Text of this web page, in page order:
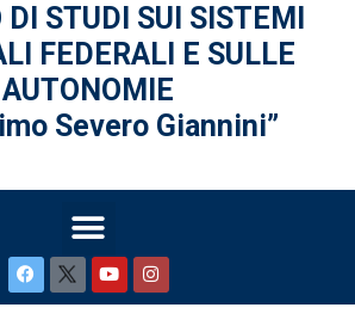
STUDI SUI SISTEMI
FEDERALI
E SULLE
AUTONOMIE
Severo Giannini”